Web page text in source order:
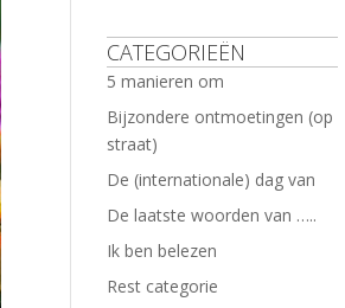
CATEGORIEËN
5 manieren om
Bijzondere ontmoetingen (op
straat)
De (internationale) dag van
De laatste woorden van …..
Ik ben belezen
Rest categorie